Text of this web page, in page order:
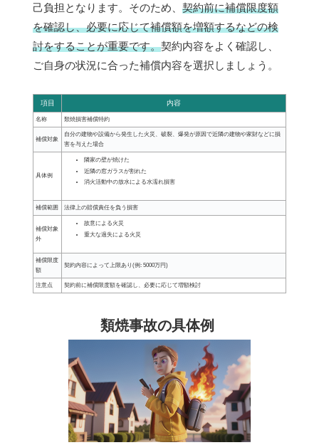
己負担となります。そのため、 契約前に補償限度額
を確認し、必要に応じて補償額を増額するなどの検
討をすることが重要です。契約内容をよく確認し、
ご自身の状況に合った補償内容を選択しましょう。
項目 内容
名称 類焼損害補償特約
補償対象
自分の建物や設備から発生した火災、破裂、爆発が原因で近隣の建物や家財などに損
害を与えた場合
具体例
隣家の壁が焼けた
近隣の窓ガラスが割れた
消火活動中の放水による水濡れ損害
補償範囲 法律上の賠償責任を負う損害
補償対象
外
故意による火災
重大な過失による火災
補償限度
額
契約内容によって上限あり(例: 5000万円)
注意点 契約前に補償限度額を確認し、必要に応じて増額検討
類焼事故の具体例